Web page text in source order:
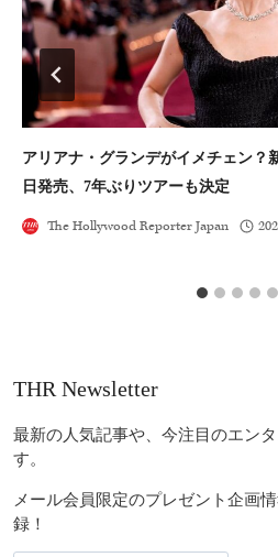
アリアナ・グランデがイメチェン？
日発売、7年ぶりツアーも決定
The Hollywood Reporter Japan
THR Newsletter
最新の人気記事や、今注目のエン
す。
メール会員限定のプレゼント企画
録！